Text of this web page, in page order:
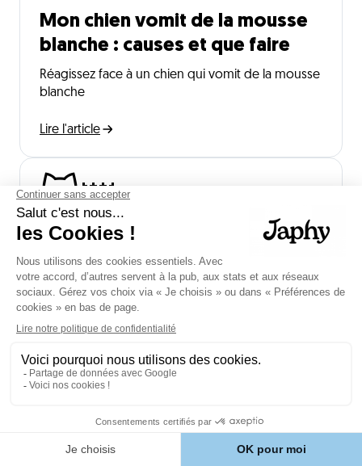
Mon chien vomit de la mousse
blanche : causes et que faire
Réagissez face à un chien qui vomit de la mousse
blanche
Lire l'article
🐱👑
Croquettes pour chat Persan
Sélectionnez des croquettes adaptées au chat
Persan
Lire l'article
Trouvez la recette idéale